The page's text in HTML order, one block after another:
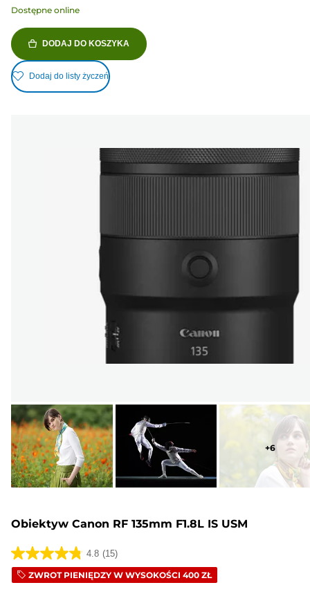
Dostępne online
DODAJ DO KOSZYKA
Dodaj do listy życzeń
+6
Obiektyw Canon RF 135mm F1.8L IS USM
4.8 (15)
4.8
na ZWROT PIENIĘDZY W WYSOKOŚCI 400 ZŁ